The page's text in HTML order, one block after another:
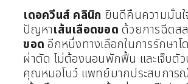
เดอควีนส์ คลินิก ยินดีคืนความมั่นใ
ปัญหาเส้นเลือดขอดด้วยการฉีดส
ขอด อีกหนึ่งทางเลือกในการรักษาโ
ผ่าตัด ไม่ต้องนอนพักฟื้น และเจ็บตั
คุณหมอโบว์ แพทย์มากประสบการ